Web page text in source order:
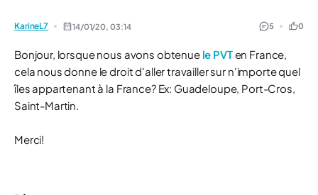
KarineL7 14/01/20, 03:14 5 0
Bonjour, lorsque nous avons obtenue le PVTen France,
cela nous donne le droit d'aller travailler sur n'importe quel
îles appartenant à la France? Ex: Guadeloupe, Port-Cros,
Saint-Martin.
Merci!